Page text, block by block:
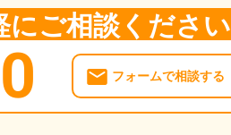
ご相談ください
フォームで相談する